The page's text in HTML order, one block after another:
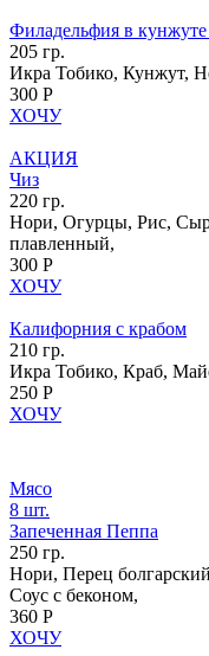
Филадельфия в кунжуте
205 гр.
Икра Тобико, Кунжут,
300 Р
ХОЧУ
АКЦИЯ
Чиз
220 гр.
Нори, Огурцы, Рис,
плавленный,
300 Р
ХОЧУ
Калифорния с крабом
210 гр.
Икра Тобико, Краб,
250 Р
ХОЧУ
Мясо
8 шт.
Запеченная Пеппа
250 гр.
Нори, Перец
Соус с беконом,
360 Р
ХОЧУ